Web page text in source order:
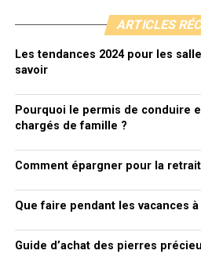
ARTICLES
Les tendances 2024 pour les
savoir
Pourquoi le permis de conduire
chargés de famille ?
Comment épargner pour la
Que faire pendant les vacances
Guide d’achat des pierres